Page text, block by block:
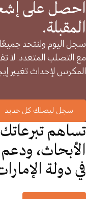
احصل على
المقبلة.
سجل اليوم ولنتحد
مع التصلب المتعدد. لا
المكرس لإحداث تغيير
سجل ليصلك كل جديد
تساهم
الأبحاث،
في دولة